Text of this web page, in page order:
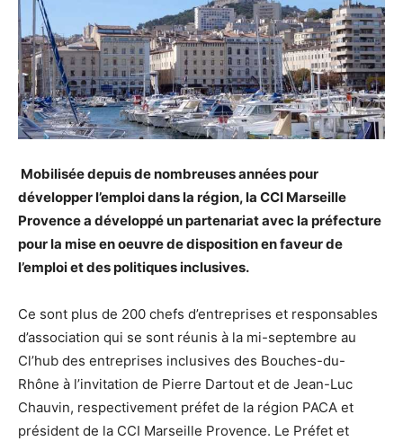
Mobilisée depuis de nombreuses années pour
développer l’emploi dans la région, la CCI Marseille
Provence a développé un partenariat avec la préfecture
pour la mise en oeuvre de disposition en faveur de
l’emploi et des politiques inclusives.
Ce sont plus de 200 chefs d’entreprises et responsables
d’association qui se sont réunis à la mi-septembre au
Cl’hub des entreprises inclusives des Bouches-du-
Rhône à l’invitation de Pierre Dartout et de Jean-Luc
Chauvin, respectivement préfet de la région PACA et
président de la CCI Marseille Provence. Le Préfet et